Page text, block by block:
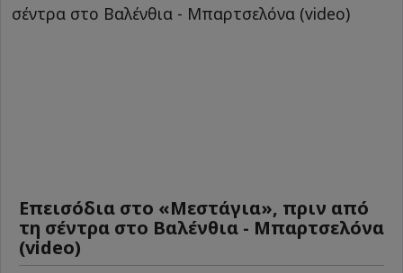
Επεισόδια στο «Μεστάγια», πριν από
τη σέντρα στο Βαλένθια - Μπαρτσελόνα
(video)